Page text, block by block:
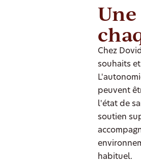
Chez
souhaits
peuvent
l'état de
soutien
habituel.